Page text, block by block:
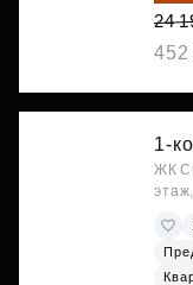
24
452
1-
ЖК